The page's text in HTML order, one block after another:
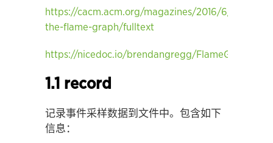
https://cacm.acm.org/magazines/2016/6/202665-
the-flame-graph/fulltext
https://nicedoc.io/brendangregg/FlameGraph
1.1 record
记录事件采样数据到文件中。包含如下
信息：